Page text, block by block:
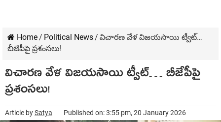
Home/ Political News/ విచారణ వేళ విజయసాయి ట్వీట్‌…
బీజేపీపై ప్రశంసలు!
విచారణ వేళ విజయసాయి ట్వీట్‌… బీజేపీపై
ప్రశంసలు!
Article bySatya Published on: 3:55 pm, 20 January 2026